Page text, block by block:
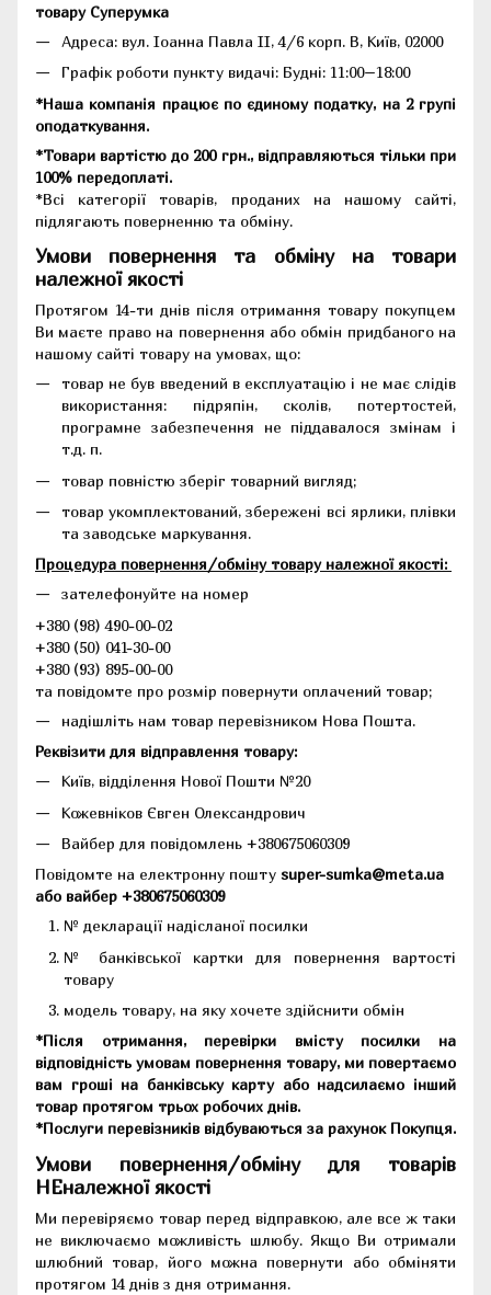
товару Суперумка
Адреса: вул. Іоанна Павла II, 4/6 корп. В, Київ, 02000
Графік роботи пункту видачі: Будні: 11:00–18:00
*Наша компанія працює по єдиному податку, на 2 групі
оподаткування.
*Товари вартістю до 200 грн., відправляються тільки при
100% передоплаті.
*Всі категорії товарів, проданих на нашому сайті,
підлягають поверненню та обміну.
Умови повернення та обміну на товари
належної якості
Протягом 14-ти днів після отримання товару покупцем
Ви маєте право на повернення або обмін придбаного на
нашому сайті товару на умовах, що:
товар не був введений в експлуатацію і не має слідів
використання: підряпін, сколів, потертостей,
програмне забезпечення не піддавалося змінам і
т.д. п.
товар повністю зберіг товарний вигляд;
товар укомплектований, збережені всі ярлики, плівки
та заводське маркування.
Процедура повернення/обміну товару належної якості:
зателефонуйте на номер
+380 (98) 490-00-02
+380 (50) 041-30-00
+380 (93) 895-00-00
та повідомте про розмір повернути оплачений товар;
надішліть нам товар перевізником Нова Пошта.
Реквізити для відправлення товару:
Київ, відділення Нової Пошти №20
Кожевніков Євген Олександрович
Вайбер для повідомлень +380675060309
Повідомте на електронну пошту super-sumka@meta.ua
або вайбер +380675060309
№ декларації надісланої посилки
№ банківської картки для повернення вартості
товару
модель товару, на яку хочете здійснити обмін
*Після отримання, перевірки вмісту посилки на
відповідність умовам повернення товару, ми повертаємо
вам гроші на банківську карту або надсилаємо інший
товар протягом трьох робочих днів.
*Послуги перевізників відбуваються за рахунок Покупця.
Умови повернення/обміну для товарів
НЕналежної якості
Ми перевіряємо товар перед відправкою, але все ж таки
не виключаємо можливість шлюбу. Якщо Ви отримали
шлюбний товар, його можна повернути або обміняти
протягом 14 днів з дня отримання.